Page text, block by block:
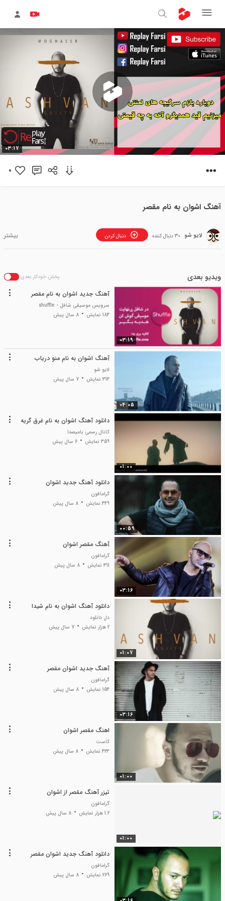
03:17
0
آهنگ اشوان به نام مقصر
لایو شو دنبال کردن 30 دنبال کننده
ویدیو بعدی پخش خودکار بعدی
03:19
آهنگ جدید اشوان به نام مقصر
سرویس موسیقی شافل - shuffle
184 نمایش
8 سال پیش
04:05
آهنگ اشوان به نام منو دریاب
لایو شو
314 نمایش
7 سال پیش
01:00
دانلود آهنگ اشوان به نام غرق گریه
کانال رسمی بامیصدا
359 نمایش
6 سال پیش
00:59
دانلود آهنگ جدید اشوان
گرامافون
449 نمایش
8 سال پیش
03:16
آهنگ مقصر اشوان
گرامافون
311 نمایش
8 سال پیش
01:07
دانلود آهنگ اشوان به نام شیدا
دل دانلود
2 هزار نمایش
7 سال پیش
03:16
آهنگ جدید اشوان مقصر
گرامافون
154 نمایش
8 سال پیش
01:00
اهنگ مقصر اشوان
کاست
423 نمایش
8 سال پیش
01:00
تیزر آهنگ مقصر از اشوان
گرامافون
1.2 هزار نمایش
8 سال پیش
دانلود آهنگ جدید اشوان مقصر
گرامافون
269 نمایش
8 سال پیش